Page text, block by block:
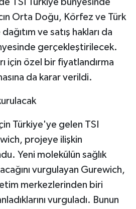
Orta Doğu, Körfez ve Türk
ve satış hakları da
gerçekleştirilecek.
için özel bir fiyatlandırma
da karar verildi.
Türkiye'ye gelen TSI
projeye ilişkin
Yeni molekülün sağlık
vurgulayan Gurewich,
merkezlerinden biri
vurguladı. Bunun